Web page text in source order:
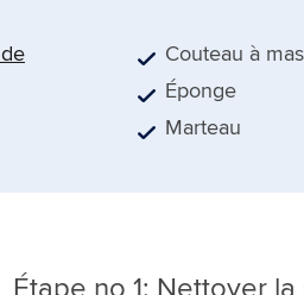
de
Couteau à
Éponge
Marteau